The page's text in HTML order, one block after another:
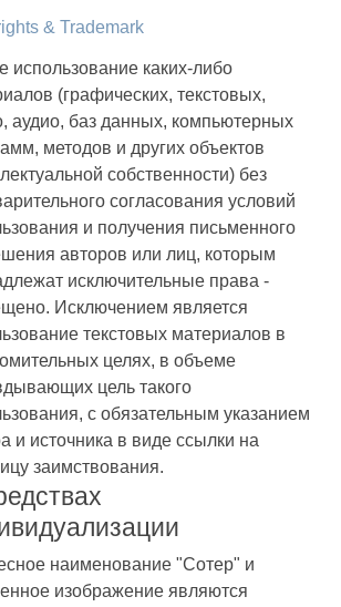
& Trademark
использование каких-либо
(графических, текстовых,
аудио, баз данных, компьютерных
методов и других объектов
собственности) без
согласования условий
и получения письменного
авторов или лиц, которым
исключительные права -
Исключением является
текстовых материалов в
целях, в объеме
цель такого
с обязательным указанием
и источника в виде ссылки на
заимствования.
наименование "Сотер" и
изображение являются